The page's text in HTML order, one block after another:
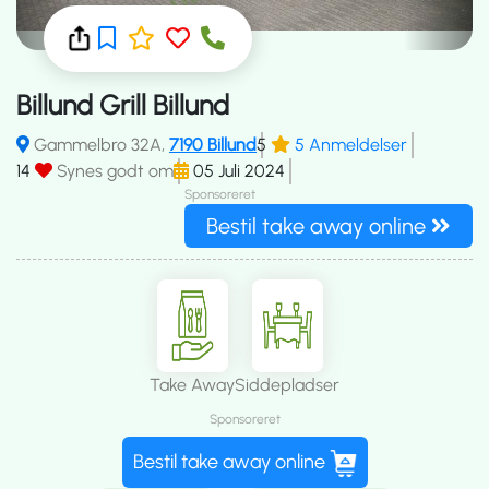
Billund Grill Billund
Gammelbro 32A, 7190 Billund5
5 Anmeldelser
14
Synes godt om 05 Juli 2024
Sponsoreret
Bestil take away online
Take AwaySiddepladser
Sponsoreret
Bestil take away online